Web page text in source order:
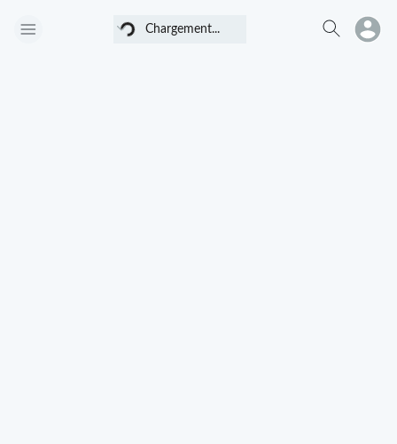
Chargement... Chargement...